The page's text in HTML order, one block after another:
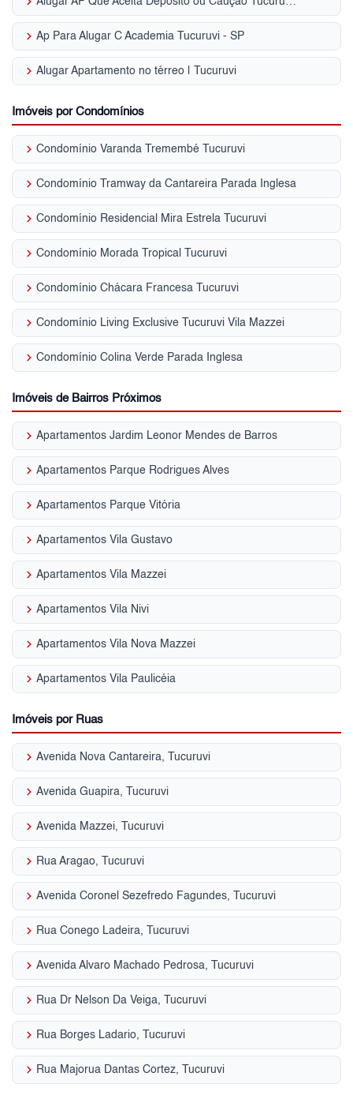
keyboard_arrow_right Ap Para Alugar C Academia Tucuruvi - SP
keyboard_arrow_right Alugar Apartamento no térreo | Tucuruvi
Imóveis por Condomínios
keyboard_arrow_right Condomínio Varanda Tremembé Tucuruvi
keyboard_arrow_right Condomínio Tramway da Cantareira Parada Inglesa
keyboard_arrow_right Condomínio Residencial Mira Estrela Tucuruvi
keyboard_arrow_right Condomínio Morada Tropical Tucuruvi
keyboard_arrow_right Condomínio Chácara Francesa Tucuruvi
keyboard_arrow_right Condomínio Living Exclusive Tucuruvi Vila Mazzei
keyboard_arrow_right Condomínio Colina Verde Parada Inglesa
Imóveis de Bairros Próximos
keyboard_arrow_right Apartamentos Jardim Leonor Mendes de Barros
keyboard_arrow_right Apartamentos Parque Rodrigues Alves
keyboard_arrow_right Apartamentos Parque Vitória
keyboard_arrow_right Apartamentos Vila Gustavo
keyboard_arrow_right Apartamentos Vila Mazzei
keyboard_arrow_right Apartamentos Vila Nivi
keyboard_arrow_right Apartamentos Vila Nova Mazzei
keyboard_arrow_right Apartamentos Vila Paulicéia
Imóveis por Ruas
keyboard_arrow_right Avenida Nova Cantareira, Tucuruvi
keyboard_arrow_right Avenida Guapira, Tucuruvi
keyboard_arrow_right Avenida Mazzei, Tucuruvi
keyboard_arrow_right Rua Aragao, Tucuruvi
keyboard_arrow_right Avenida Coronel Sezefredo Fagundes, Tucuruvi
keyboard_arrow_right Rua Conego Ladeira, Tucuruvi
keyboard_arrow_right Avenida Alvaro Machado Pedrosa, Tucuruvi
keyboard_arrow_right Rua Dr Nelson Da Veiga, Tucuruvi
keyboard_arrow_right Rua Borges Ladario, Tucuruvi
keyboard_arrow_right Rua Majorua Dantas Cortez, Tucuruvi